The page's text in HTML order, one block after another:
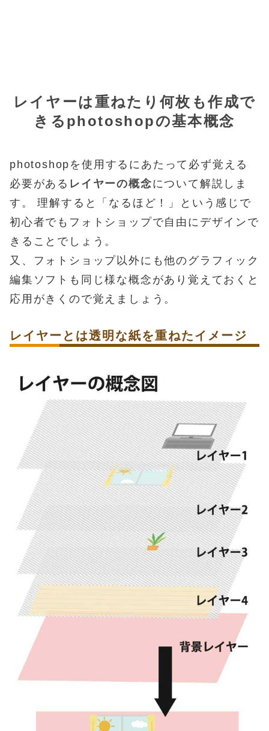
レイヤーは重ねたり何枚も作成で
きる photoshopの基本概念
photoshopを使用するにあたって必ず覚える
必要がある レイヤーの概念について解説しま
す。 理解すると「なるほど！」という感じで
初心者でもフォトショップで自由にデザインで
きることでしょう。
又、フォトショップ以外にも他のグラフィック
編集ソフトも同じ様な概念があり覚えておくと
応用がきくので覚えましょう。
レイヤーとは透明な紙を重ねたイメージ